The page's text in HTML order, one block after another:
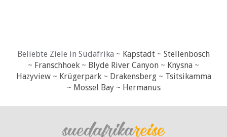
Beliebte Ziele in Südafrika ~ Kapstadt ~ Stellenbosch
~ Franschhoek ~ Blyde River Canyon ~ Knysna ~
Hazyview~ Krügerpark~ Drakensberg~ Tsitsikamma
~ Mossel Bay~ Hermanus